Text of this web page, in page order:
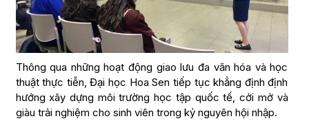
Thông qua những hoạt động giao lưu đa văn hóa và học
thuật thực tiễn, Đại học Hoa Sen tiếp tục khẳng định định
hướng xây dựng môi trường học tập quốc tế, cởi mở và
giàu trải nghiệm cho sinh viên trong kỷ nguyên hội nhập.